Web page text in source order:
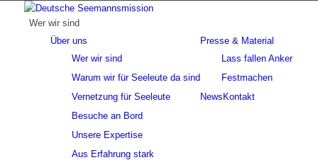
Wer wir sind
Über uns
Wer wir sind
Warum wir für Seeleute da sind
Vernetzung für Seeleute
Besuche an Bord
Unsere Expertise
Aus Erfahrung stark
Presse & Material
Lass fallen Anker
Festmachen
News Kontakt